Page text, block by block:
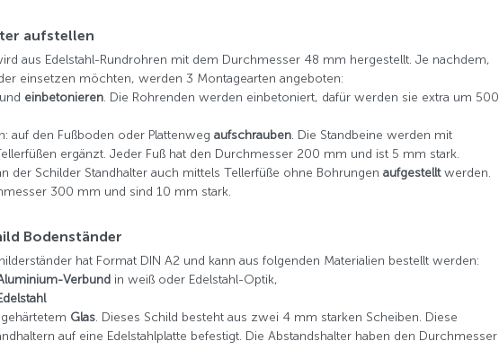
aufstellen
aus Edelstahl-Rundrohren mit dem Durchmesser 48 mm hergestellt. Je nachdem,
einsetzen möchten, werden 3 Montagearten angeboten:
einbetonieren. Die Rohrenden werden einbetoniert, dafür werden sie extra um 500
auf den Fußboden oder Plattenweg aufschrauben. Die Standbeine werden mit
ergänzt. Jeder Fuß hat den Durchmesser 200 mm und ist 5 mm stark.
der Schilder Standhalter auch mittels Tellerfüße ohne Bohrungen aufgestelltwerden.
300 mm und sind 10 mm stark.
Bodenständer
hat Format DIN A2 und kann aus folgenden Materialien bestellt werden:
Verbundin weiß oder Edelstahl-Optik,
Glas. Dieses Schild besteht aus zwei 4 mm starken Scheiben. Diese
auf eine Edelstahlplatte befestigt. Die Abstandshalter haben den Durchmesser